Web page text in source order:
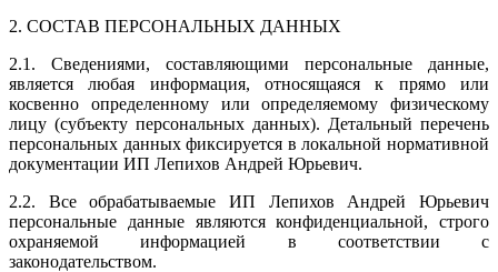
2. СОСТАВ ПЕРСОНАЛЬНЫХ ДАННЫХ
2.1. Сведениями, составляющими персональные данные,
является любая информация, относящаяся к прямо или
косвенно определенному или определяемому физическому
лицу (субъекту персональных данных). Детальный перечень
персональных данных фиксируется в локальной нормативной
документации ИП Лепихов Андрей Юрьевич.
2.2. Все обрабатываемые ИП Лепихов Андрей Юрьевич
персональные данные являются конфиденциальной, строго
охраняемой информацией в соответствии с
законодательством.